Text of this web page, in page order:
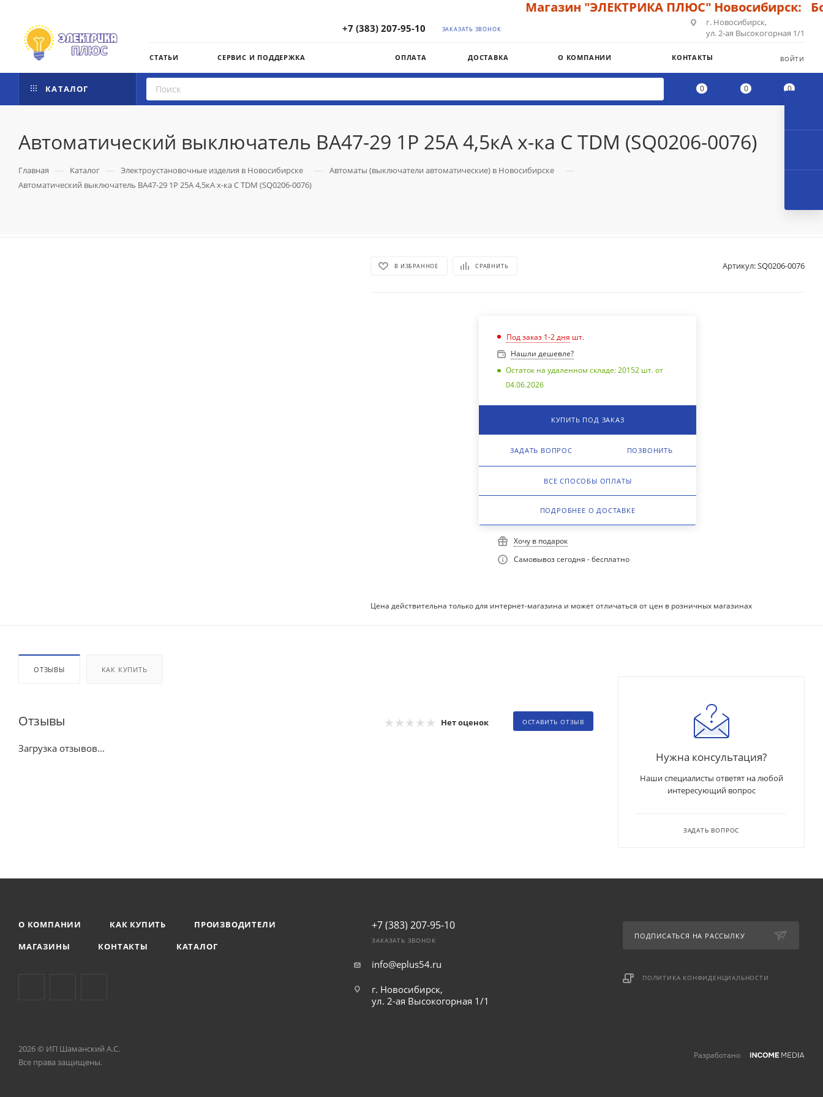
Магазин "ЭЛЕКТРИКА ПЛЮС" Новосибирск:
+7 (383) 207-95-10 ЗАКАЗАТЬ ЗВОНОК
г. Новосибирск,
ул. 2-ая Высокогорная 1/1
СТАТЬИ СЕРВИС И ПОДДЕРЖКА ОПЛАТА ДОСТАВКА О КОМПАНИИ КОНТАКТЫ ВОЙТИ
КАТАЛОГ 0 0 0
Автоматический выключатель ВА47-29 1Р 25А 4,5кА х-ка С TDM (SQ0206-0076)
Главная — Каталог — Электроустановочные изделия в Новосибирске — Автоматы (выключатели автоматические) в Новосибирске —
Автоматический выключатель ВА47-29 1Р 25А 4,5кА х-ка С TDM (SQ0206-0076)
В ИЗБРАННОЕ СРАВНИТЬ Артикул:SQ0206-0076
Под заказ 1-2 дня шт.
Нашли дешевле?
Остаток на удаленном складе: 20152 шт. от
04.06.2026
КУПИТЬ ПОД ЗАКАЗ
ЗАДАТЬ ВОПРОС ПОЗВОНИТЬ
ВСЕ СПОСОБЫ ОПЛАТЫ
ПОДРОБНЕЕ О ДОСТАВКЕ
Хочу в подарок
Самовывоз сегодня - бесплатно
Цена действительна только для интернет-магазина и может отличаться от цен в розничных магазинах
ОТЗЫВЫ КАК КУПИТЬ
Отзывы Нет оценок ОСТАВИТЬ ОТЗЫВ
Загрузка отзывов...
Нужна консультация?
Наши специалисты ответят на любой
интересующий вопрос
ЗАДАТЬ ВОПРОС
О КОМПАНИИ КАК КУПИТЬ
ПРОИЗВОДИТЕЛИ
МАГАЗИНЫ
КОНТАКТЫ КАТАЛОГ
+7 (383) 207-95-10
ЗАКАЗАТЬ ЗВОНОК
info@eplus54.ru
г. Новосибирск,
ул. 2-ая Высокогорная 1/1
ПОДПИСАТЬСЯ НА РАССЫЛКУ
ПОЛИТИКА КОНФИДЕНЦИАЛЬНОСТИ
2026 © ИП Шаманский А.С.
Все права защищены.
Разработано